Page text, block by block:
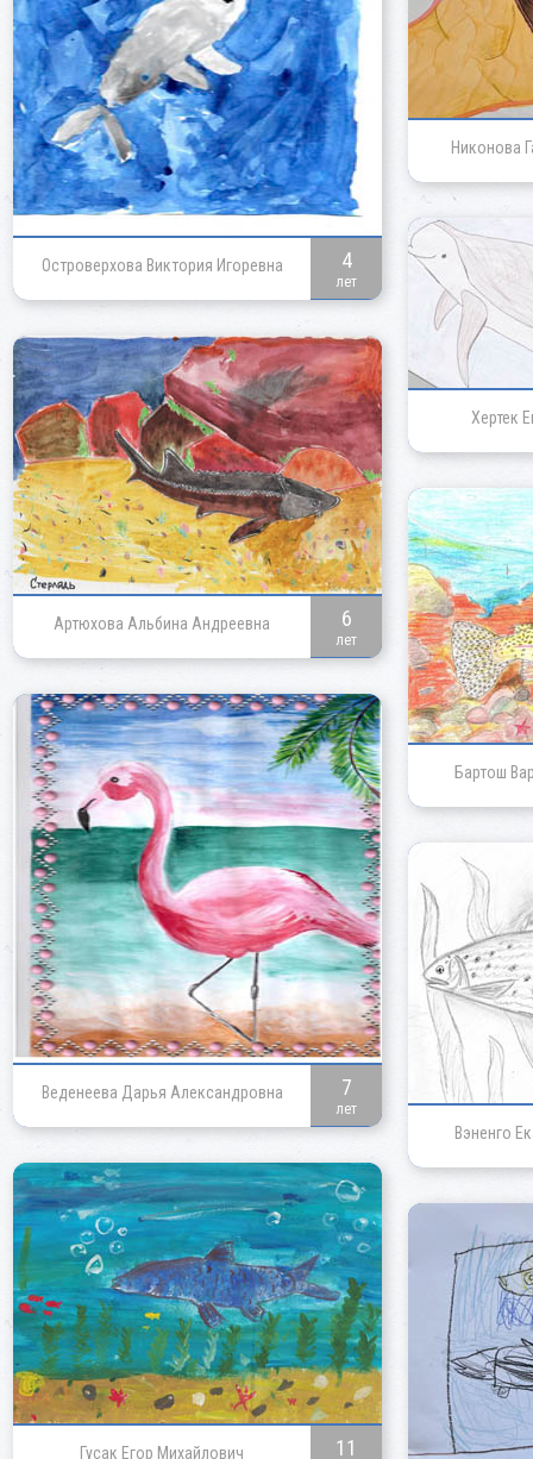
Островерхова Виктория Игоревна 4
лет
Никонова
Хертек
Артюхова Альбина Андреевна 6
лет
Бартош
Веденеева Дарья Александровна 7
лет
Вэненго
Гусак Егор Михайлович 11